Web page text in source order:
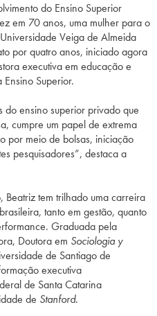
do Ensino Superior
em 70 anos, uma mulher para o
Veiga de Almeida
por quatro anos, iniciado agora
executiva em educação e
Superior.
do ensino superior privado que
cumpre um papel de extrema
por meio de bolsas, iniciação
pesquisadores”, destaca a
tem trilhado uma carreira
tanto em gestão, quanto
Graduada pela
Doutora em Sociologia y
de Santiago de
executiva
de Santa Catarina
de Stanford.